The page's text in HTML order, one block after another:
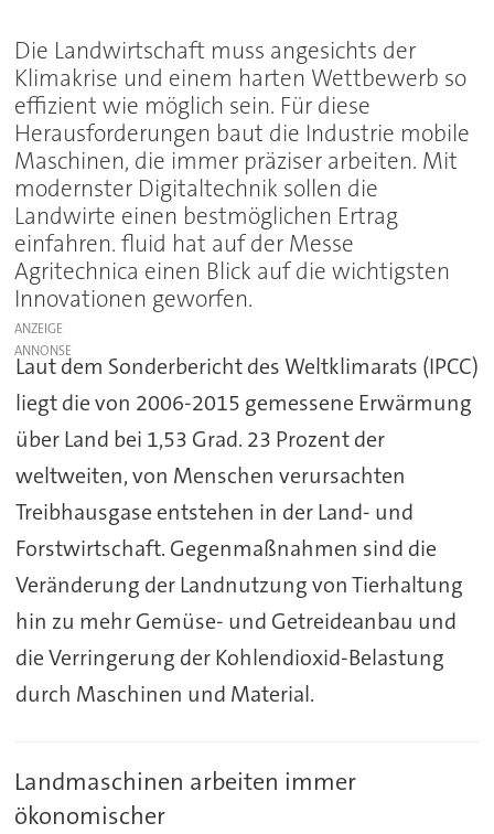
Die Landwirtschaft muss angesichts der
Klimakrise und einem harten Wettbewerb so
effizient wie möglich sein. Für diese
Herausforderungen baut die Industrie mobile
Maschinen, die immer präziser arbeiten. Mit
modernster Digitaltechnik sollen die
Landwirte einen bestmöglichen Ertrag
einfahren. fluid hat auf der Messe
Agritechnica einen Blick auf die wichtigsten
Innovationen geworfen.
ANZEIGE
Laut dem Sonderbericht des Weltklimarats (IPCC)
liegt die von 2006-2015 gemessene Erwärmung
über Land bei 1,53 Grad. 23 Prozent der
weltweiten, von Menschen verursachten
Treibhausgase entstehen in der Land- und
Forstwirtschaft. Gegenmaßnahmen sind die
Veränderung der Landnutzung von Tierhaltung
hin zu mehr Gemüse- und Getreideanbau und
die Verringerung der Kohlendioxid-Belastung
durch Maschinen und Material.
Landmaschinen arbeiten immer
ökonomischer